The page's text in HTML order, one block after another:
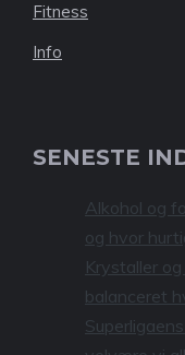
Fitness
Info
SENESTE
Alkohol og
og hvor
Krystaller
balanceret